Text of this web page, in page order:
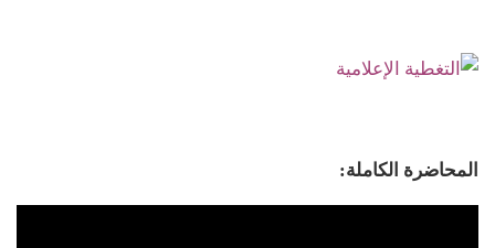
المحاضرة الكاملة: